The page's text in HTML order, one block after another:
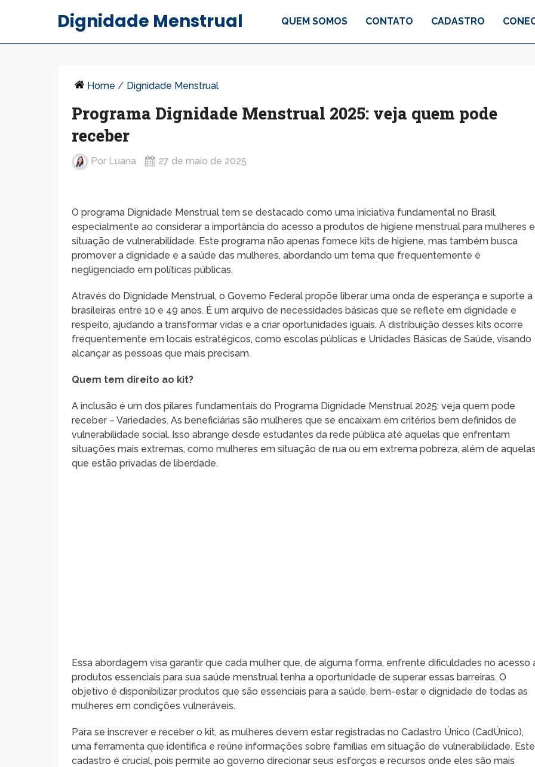
Dignidade Menstrual QUEM SOMOS CONTATO CADASTRO
Home / Dignidade Menstrual
Programa Dignidade Menstrual 2025: veja quem pode
receber
Por Luana 27 de maio de 2025
O programa Dignidade Menstrual tem se destacado como uma iniciativa fundamental no Brasil,
especialmente ao considerar a importância do acesso a produtos de higiene menstrual para mulheres
situação de vulnerabilidade. Este programa não apenas fornece kits de higiene, mas também busca
promover a dignidade e a saúde das mulheres, abordando um tema que frequentemente é
negligenciado em políticas públicas.
Através do Dignidade Menstrual, o Governo Federal propõe liberar uma onda de esperança e suporte a
brasileiras entre 10 e 49 anos. É um arquivo de necessidades básicas que se reflete em dignidade e
respeito, ajudando a transformar vidas e a criar oportunidades iguais. A distribuição desses kits ocorre
frequentemente em locais estratégicos, como escolas públicas e Unidades Básicas de Saúde, visando
alcançar as pessoas que mais precisam.
Quem tem direito ao kit?
A inclusão é um dos pilares fundamentais do Programa Dignidade Menstrual 2025: veja quem pode
receber – Variedades. As beneficiárias são mulheres que se encaixam em critérios bem definidos de
vulnerabilidade social. Isso abrange desde estudantes da rede pública até aquelas que enfrentam
situações mais extremas, como mulheres em situação de rua ou em extrema pobreza, além de
que estão privadas de liberdade.
Essa abordagem visa garantir que cada mulher que, de alguma forma, enfrente dificuldades no acesso
produtos essenciais para sua saúde menstrual tenha a oportunidade de superar essas barreiras. O
objetivo é disponibilizar produtos que são essenciais para a saúde, bem-estar e dignidade de todas as
mulheres em condições vulneráveis.
Para se inscrever e receber o kit, as mulheres devem estar registradas no Cadastro Único (CadÚnico),
uma ferramenta que identifica e reúne informações sobre famílias em situação de vulnerabilidade. Este
cadastro é crucial, pois permite ao governo direcionar seus esforços e recursos onde eles são mais